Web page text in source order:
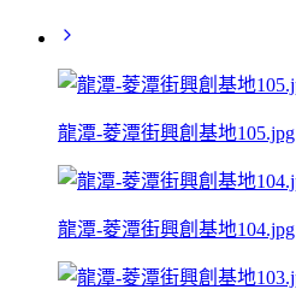
龍潭-菱潭街興創基地105.jpg
龍潭-菱潭街興創基地104.jpg